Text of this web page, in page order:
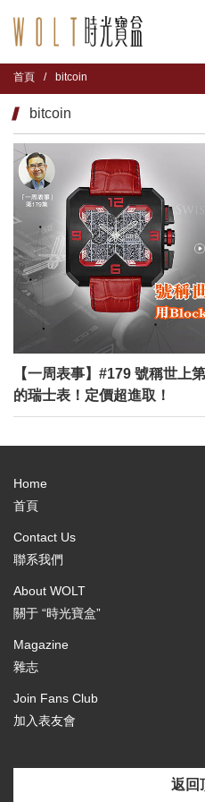
首頁 / bitcoin
bitcoin
【一周表事】#179 號稱世
的瑞士表！定價超進取！
Home
首頁
Contact Us
聯系我們
About WOLT
關于 “時光寶盒”
Magazine
雜志
Join Fans Club
加入表友會
返回